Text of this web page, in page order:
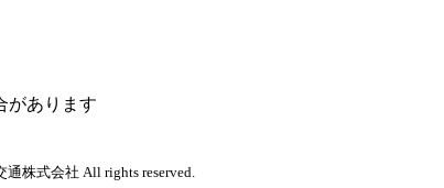
があります
株式会社 All rights reserved.